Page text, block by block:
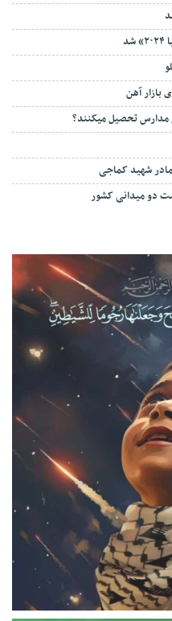
آهن
مدارس تحصیل میکنند؟
مادر شهید کماجی
دو میدانی کشور